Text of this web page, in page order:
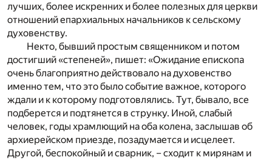
лучших, более искренних и более полезных для церкви
отношений епархиальных начальников к сельскому
духовенству.
Некто, бывший простым священником и потом
достигший «степеней», пишет: «Ожидание епископа
очень благоприятно действовало на духовенство
именно тем, что это было событие важное, которого
ждали и к которому подготовлялись. Тут, бывало, все
подберется и подтянется в струнку. Иной, слабый
человек, годы храмлющий на оба колена, заслышав об
архиерейском приезде, позадумается и исцелеет.
Другой, беспокойный и сварник, – сходит к мирянам и